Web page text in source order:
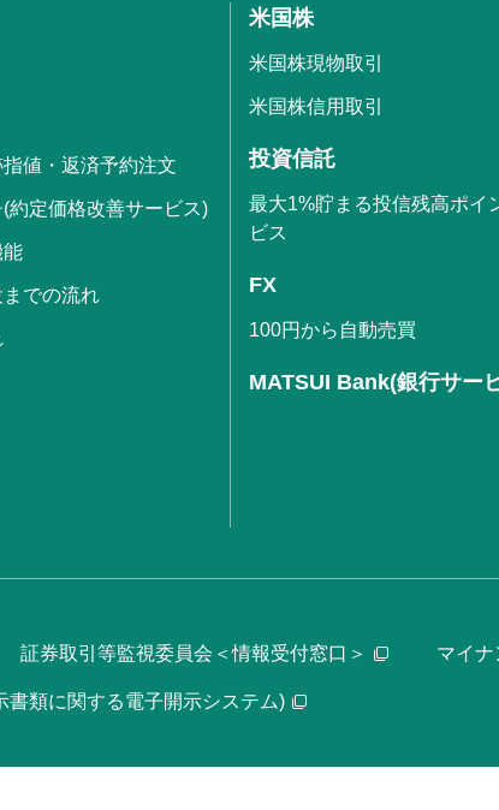
値・返済予約注文
約定価格改善サービス)
能
での流れ
米国株
米国株現物取引
米国株信用取引
投資信託
最大1%貯まる投信残高ポイ
ビス
FX
100円から自動売買
MATSUI Bank(銀行サー
証券取引等監視委員会＜情報受付窓口＞ マイ
書類に関する電子開示システム)